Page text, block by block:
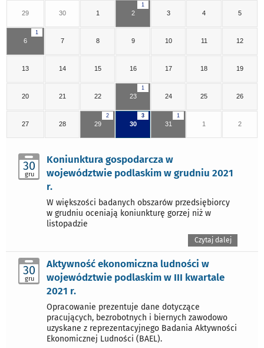
29 30 1
1
2 3 4 5
1
6 7 8 9 10 11 12
13 14 15 16 17 18 19
20 21 22
1
23 24 25 26
27 28
2
29
3
30
1
31 1 2
30
gru
Koniunktura gospodarcza w
województwie podlaskim w grudniu 2021
r.
W większości badanych obszarów przedsiębiorcy
w grudniu oceniają koniunkturę gorzej niż w
listopadzie
Czytaj dalej
30
gru
Aktywność ekonomiczna ludności w
województwie podlaskim w III kwartale
2021 r.
Opracowanie prezentuje dane dotyczące
pracujących, bezrobotnych i biernych zawodowo
uzyskane z reprezentacyjnego Badania Aktywności
Ekonomicznej Ludności (BAEL).